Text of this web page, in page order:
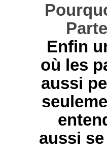
Enfin
où les
aussi
aussi